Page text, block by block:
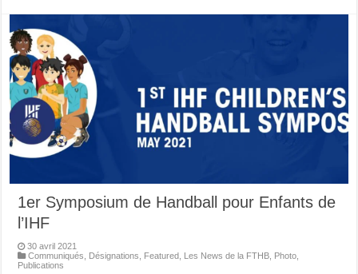
1er Symposium de Handball pour Enfants de
l’IHF
30 avril 2021
Communiqués
Désignations Featured Les News de la FTHB Photo
Publications